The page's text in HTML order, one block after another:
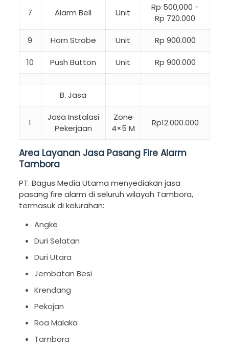
7 Alarm Bell Unit
Rp 500,000 -
Rp 720.000
9 Horn Strobe Unit Rp 900.000
10 Push Button Unit Rp 900.000
B. Jasa
1
Jasa Instalasi
Pekerjaan
Zone
4×5 M
Rp12.000.000
Area Layanan Jasa Pasang Fire Alarm
Tambora
PT. Bagus Media Utama menyediakan jasa
pasang fire alarm di seluruh wilayah Tambora,
termasuk di kelurahan:
Angke
Duri Selatan
Duri Utara
Jembatan Besi
Krendang
Pekojan
Roa Malaka
Tambora